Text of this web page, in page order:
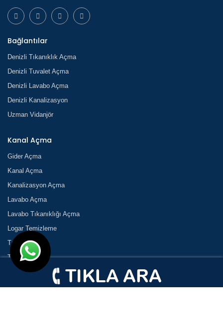
Bağlantılar
Denizli Tıkanıklık Açma
Denizli Tuvalet Açma
Denizli Lavabo Açma
Denizli Kanalizasyon
Uzman Vidanjör
Kanal Açma
Gider Açma
Kanal Açma
Kanalizasyon Açma
Lavabo Açma
Lavabo Tıkanıklığı Açma
Logar Temizleme
Tıkanık Açma
Tıkanıklık
Tıkanıklık Açma
Tuvalet Açma